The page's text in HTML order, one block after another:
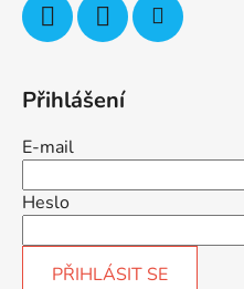
Přihlášení
E-mail
Heslo
PŘIHLÁSIT SE